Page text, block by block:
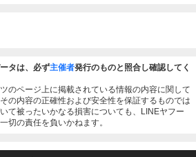
タは、必ず主催者発行のものと照合し確認してく
のページ上に掲載されている情報の内容に関して
の内容の正確性および安全性を保証するものでは
て被ったいかなる損害についても、LINEヤフー
切の責任を負いかねます。